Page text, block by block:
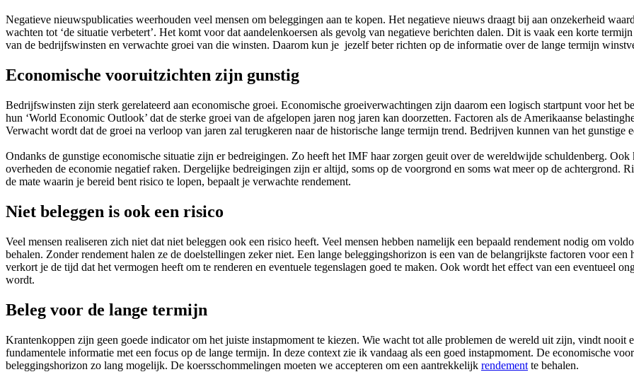
Negatieve nieuwspublicaties weerhouden veel mensen om beleggingen aan te kopen. Het negatieve nieuws draagt bij aan onzekerheid
wachten tot ‘de situatie verbetert’. Het komt voor dat aandelenkoersen als gevolg van negatieve berichten dalen. Dit is vaak een korte
van de bedrijfswinsten en verwachte groei van die winsten. Daarom kun je jezelf beter richten op de informatie over de lange termijn
Economische vooruitzichten zijn gunstig
Bedrijfswinsten zijn sterk gerelateerd aan economische groei. Economische groeiverwachtingen zijn daarom een logisch startpunt voor het
hun ‘World Economic Outlook’ dat de sterke groei van de afgelopen jaren nog jaren kan doorzetten. Factoren als de Amerikaanse
Verwacht wordt dat de groei na verloop van jaren zal terugkeren naar de historische lange termijn trend. Bedrijven kunnen van het gunstige
Ondanks de gunstige economische situatie zijn er bedreigingen. Zo heeft het IMF haar zorgen geuit over de wereldwijde schuldenberg.
overheden de economie negatief raken. Dergelijke bedreigingen zijn er altijd, soms op de voorgrond en soms wat meer op de achtergrond.
de mate waarin je bereid bent risico te lopen, bepaalt je verwachte rendement.
Niet beleggen is ook een risico
Veel mensen realiseren zich niet dat niet beleggen ook een risico heeft. Veel mensen hebben namelijk een bepaald rendement nodig om
behalen. Zonder rendement halen ze de doelstellingen zeker niet. Een lange beleggingshorizon is een van de belangrijkste factoren voor
verkort je de tijd dat het vermogen heeft om te renderen en eventuele tegenslagen goed te maken. Ook wordt het effect van een eventueel
wordt.
Beleg voor de lange termijn
Krantenkoppen zijn geen goede indicator om het juiste instapmoment te kiezen. Wie wacht tot alle problemen de wereld uit zijn, vindt nooit
fundamentele informatie met een focus op de lange termijn. In deze context zie ik vandaag als een goed instapmoment. De economische
beleggingshorizon zo lang mogelijk. De koersschommelingen moeten we accepteren om een aantrekkelijk rendement te behalen.